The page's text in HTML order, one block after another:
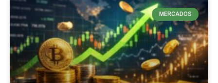
MERCADOS